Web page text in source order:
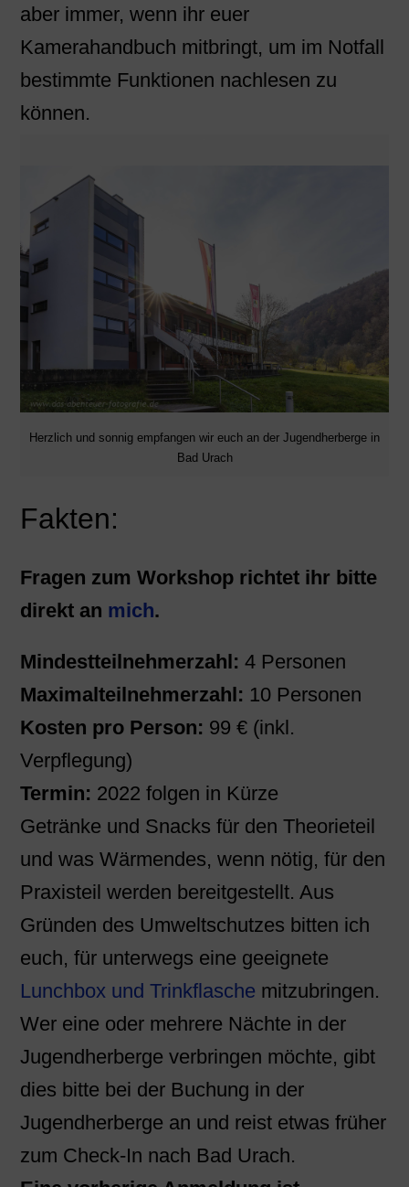
aber immer, wenn ihr euer
Kamerahandbuch mitbringt, um im Notfall
bestimmte Funktionen nachlesen zu
können.
Herzlich und sonnig empfangen wir euch an der Jugendherberge in
Bad Urach
Fakten:
Fragen zum Workshop richtet ihr bitte
direkt an mich.
Mindestteilnehmerzahl: 4 Personen
Maximalteilnehmerzahl: 10 Personen
Kosten pro Person: 99 € (inkl.
Verpflegung)
Termin: 2022 folgen in Kürze
Getränke und Snacks für den Theorieteil
und was Wärmendes, wenn nötig, für den
Praxisteil werden bereitgestellt. Aus
Gründen des Umweltschutzes bitten ich
euch, für unterwegs eine geeignete
Lunchbox und Trinkflasche mitzubringen.
Wer eine oder mehrere Nächte in der
Jugendherberge verbringen möchte, gibt
dies bitte bei der Buchung in der
Jugendherberge an und reist etwas früher
zum Check-In nach Bad Urach.